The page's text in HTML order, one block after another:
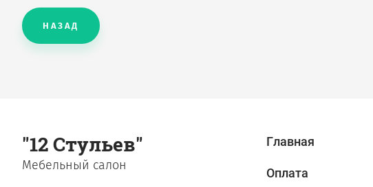
НАЗАД
"12 Стульев"
Мебельный салон
Главная
Оплата